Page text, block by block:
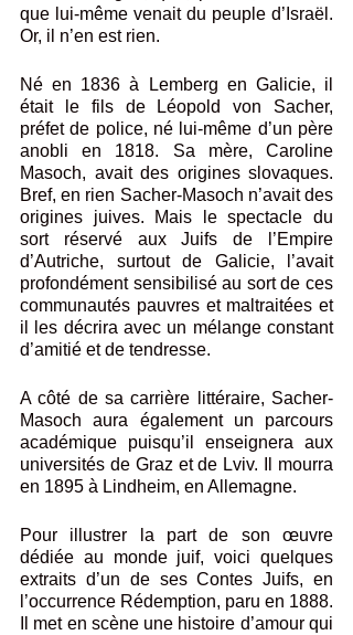
que lui-même venait du peuple d’Israël.
Or, il n’en est rien.
Né en 1836 à Lemberg en Galicie, il
était le fils de Léopold von Sacher,
préfet de police, né lui-même d’un père
anobli en 1818. Sa mère, Caroline
Masoch, avait des origines slovaques.
Bref, en rien Sacher-Masoch n’avait des
origines juives. Mais le spectacle du
sort réservé aux Juifs de l’Empire
d’Autriche, surtout de Galicie, l’avait
profondément sensibilisé au sort de ces
communautés pauvres et maltraitées et
il les décrira avec un mélange constant
d’amitié et de tendresse.
A côté de sa carrière littéraire, Sacher-
Masoch aura également un parcours
académique puisqu’il enseignera aux
universités de Graz et de Lviv. Il mourra
en 1895 à Lindheim, en Allemagne.
Pour illustrer la part de son œuvre
dédiée au monde juif, voici quelques
extraits d’un de ses Contes Juifs, en
l’occurrence Rédemption, paru en 1888.
Il met en scène une histoire d’amour qui